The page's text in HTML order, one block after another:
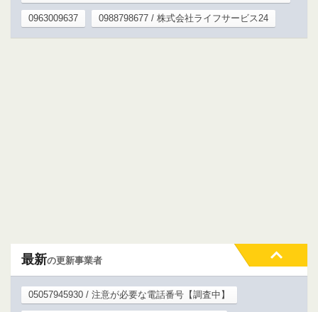
0963009637 0988798677 / 株式会社ライフサービス24
最新の更新事業者
05057945930 / 注意が必要な電話番号【調査中】